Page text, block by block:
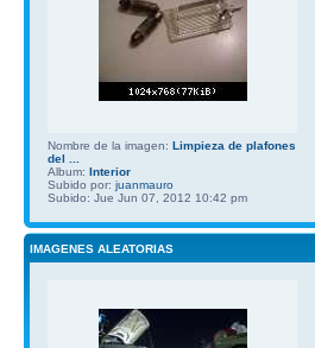
Nombre de la imagen: Limpieza de plafones
del ...
Album: Interior
Subido por: juanmauro
Subido: Jue Jun 07, 2012 10:42 pm
IMAGENES ALEATORIAS